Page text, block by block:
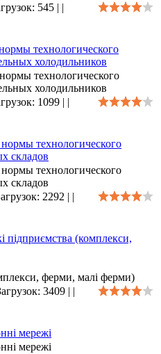
545 | |
технологического
холодильников
технологического
холодильников
1099 | |
технологического
складов
технологического
складов
2292 | |
(комплекси,
ферми, малі ферми)
3409 | |
мережі
мережі